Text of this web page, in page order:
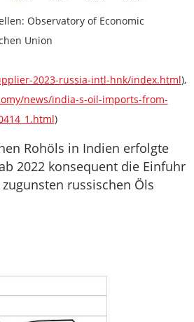
Observatory of Economic
Union
2023-russia-intl-hnk/index.html),
news/india-s-oil-imports-from-
)
Rohöls in Indien erfolgte
2022 konsequent die Einfuhr
russischen Öls